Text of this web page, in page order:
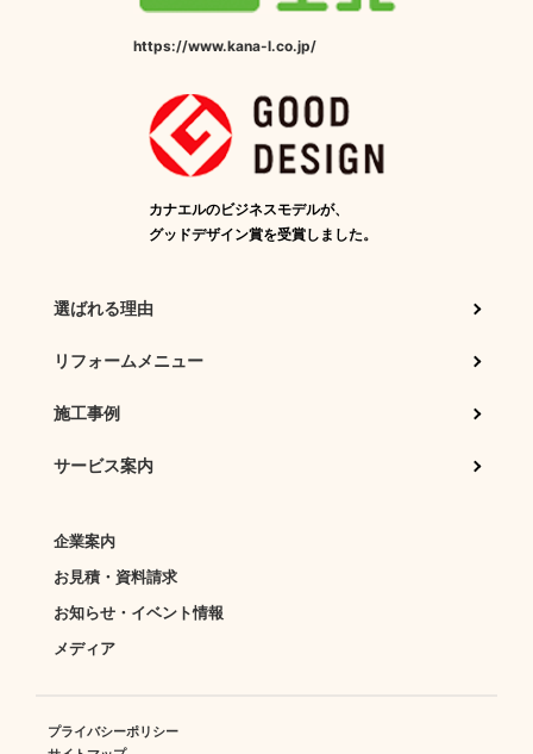
https://www.kana-l.co.jp/
カナエルのビジネスモデルが、
グッドデザイン賞を受賞しました。
選ばれる理由
リフォームメニュー
施工事例
サービス案内
企業案内
お見積・資料請求
お知らせ・イベント情報
メディア
プライバシーポリシー